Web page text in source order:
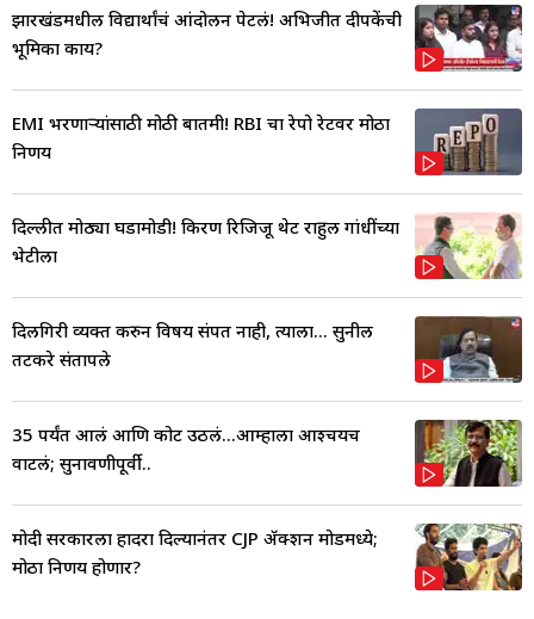
झारखंडमधील विद्यार्थांचं आंदोलन पेटलं! अभिजीत दीपकेंची
भूमिका काय?
EMI भरणाऱ्यांसाठी मोठी बातमी! RBI चा रेपो रेटवर मोठा
निर्णय
दिल्लीत मोठ्या घडामोडी! किरण रिजिजू थेट राहुल गांधींच्या
भेटीला
दिलगिरी व्यक्त करुन विषय संपत नाही, त्याला... सुनील
तटकरे संतापले
35 पर्यंत आलं आणि कोर्ट उठलं...आम्हाला आश्चर्यच
वाटलं; सुनावणीपूर्वी..
मोदी सरकारला हादरा दिल्यानंतर CJP ॲक्शन मोडमध्ये;
मोठा निर्णय होणार?